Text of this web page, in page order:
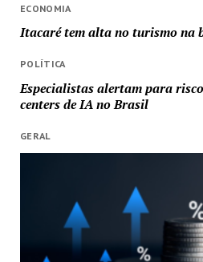
ECONOMIA
Itacaré tem alta no turismo na
POLÍTICA
Especialistas alertam para
centers de IA no Brasil
GERAL